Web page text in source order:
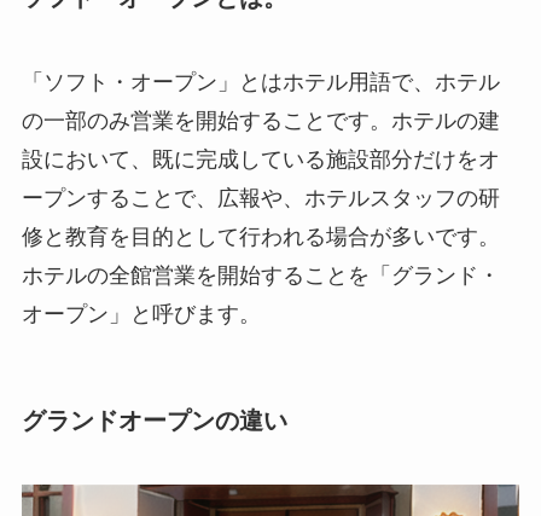
「ソフト・オープン」とはホテル用語で、ホテル
の一部のみ営業を開始することです。ホテルの建
設において、既に完成している施設部分だけをオ
ープンすることで、広報や、ホテルスタッフの研
修と教育を目的として行われる場合が多いです。
ホテルの全館営業を開始することを「グランド・
オープン」と呼びます。
グランドオープンの違い